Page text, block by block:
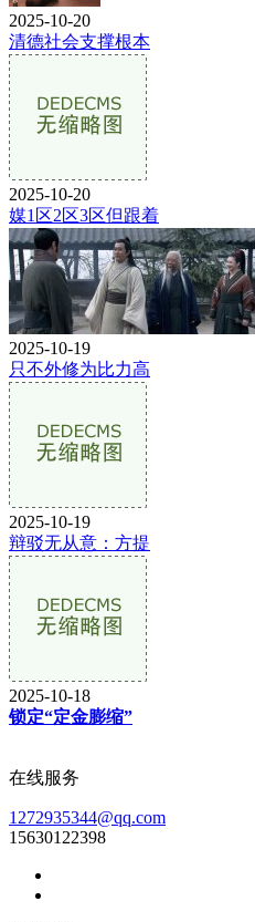
2025-10-20
清德社会支撑根本
2025-10-20
媒1区2区3区但跟着
2025-10-19
只不外修为比力高
2025-10-19
辩驳无从意：方提
2025-10-18
锁定“定金膨缩”
在线服务
1272935344@qq.com
15630122398